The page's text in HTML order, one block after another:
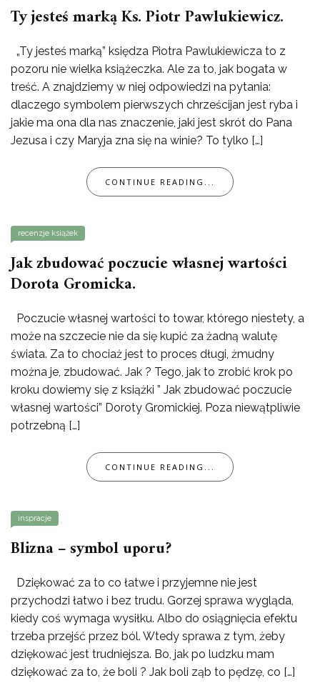
Ty jesteś marką Ks. Piotr Pawlukiewicz.
„Ty jesteś marką” księdza Piotra Pawlukiewicza to z
pozoru nie wielka książeczka. Ale za to, jak bogata w
treść. A znajdziemy w niej odpowiedzi na pytania:
dlaczego symbolem pierwszych chrześcijan jest ryba i
jakie ma ona dla nas znaczenie, jaki jest skrót do Pana
Jezusa i czy Maryja zna się na winie? To tylko […]
CONTINUE READING...
recenzje książek
Jak zbudować poczucie własnej wartości
Dorota Gromicka.
Poczucie własnej wartości to towar, którego niestety, a
może na szczecie nie da się kupić za żadną walutę
świata. Za to chociaż jest to proces długi, żmudny
można je, zbudować. Jak ? Tego, jak to zrobić krok po
kroku dowiemy się z książki ” Jak zbudować poczucie
własnej wartości” Doroty Gromickiej. Poza niewątpliwie
potrzebną […]
CONTINUE READING...
inspracje
Blizna – symbol uporu?
Dziękować za to co łatwe i przyjemne nie jest
przychodzi łatwo i bez trudu. Gorzej sprawa wygląda,
kiedy coś wymaga wysiłku. Albo do osiągnięcia efektu
trzeba przejść przez ból. Wtedy sprawa z tym, żeby
dziękować jest trudniejsza. Bo, jak po ludzku mam
dziękować za to, że boli ? Jak boli ząb to pędzę, co […]